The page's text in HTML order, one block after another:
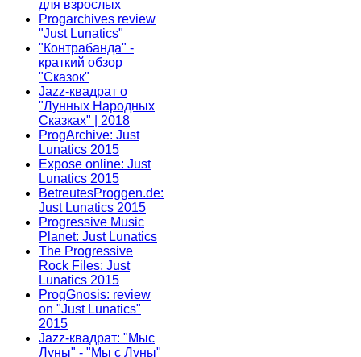
для взрослых
Progarchives review
"Just Lunatics"
"Контрабанда" -
краткий обзор
"Сказок"
Jazz-квадрат о
"Лунных Народных
Сказках" | 2018
ProgArchive: Just
Lunatics 2015
Expose online: Just
Lunatics 2015
BetreutesProggen.de:
Just Lunatics 2015
Progressive Music
Planet: Just Lunatics
The Progressive
Rock Files: Just
Lunatics 2015
ProgGnosis: review
on "Just Lunatics"
2015
Jazz-квадрат: "Мыс
Луны" - "Мы с Луны"